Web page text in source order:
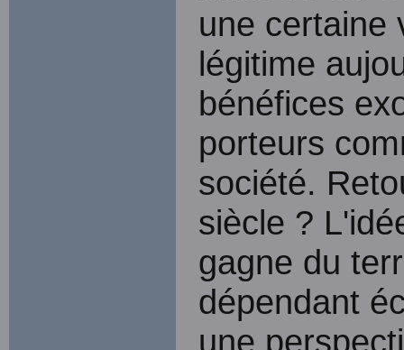
une certaine
légitime
bénéfices
porteurs
société.
siècle ?
gagne du
dépendant
une